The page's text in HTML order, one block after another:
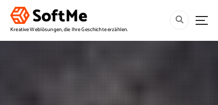
Kreative Weblösungen, die Ihre Geschichte erzählen.